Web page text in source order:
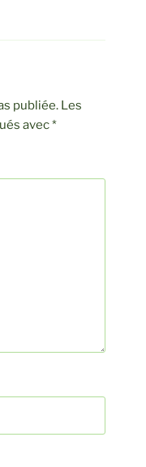
publiée. Les
avec*